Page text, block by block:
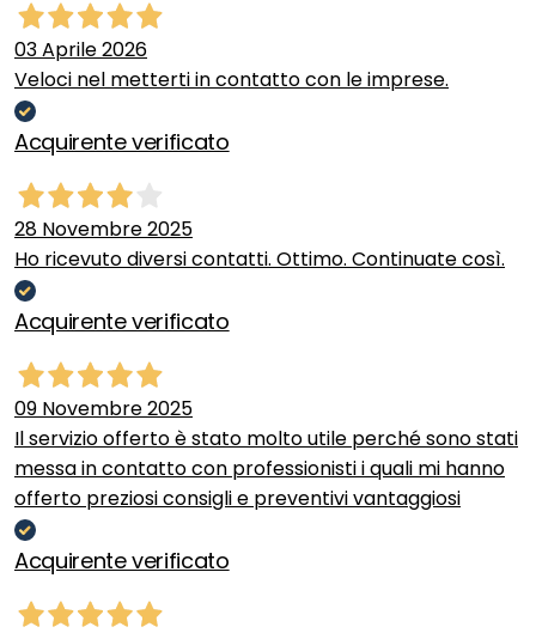
03 Aprile 2026
Veloci nel metterti in contatto con le imprese.
Acquirente verificato
28 Novembre 2025
Ho ricevuto diversi contatti. Ottimo. Continuate così.
Acquirente verificato
09 Novembre 2025
Il servizio offerto è stato molto utile perché sono stati
messa in contatto con professionisti i quali mi hanno
offerto preziosi consigli e preventivi vantaggiosi
Acquirente verificato